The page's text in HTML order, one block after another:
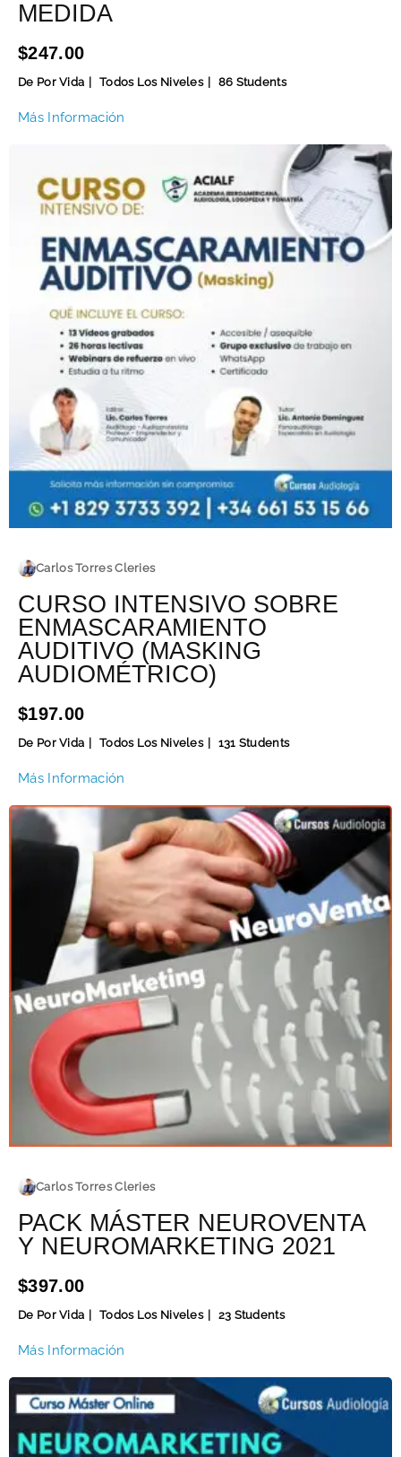
MEDIDA
$247.00
De Por Vida Todos Los Niveles 86 Students
Más Información
Carlos Torres Cleries
CURSO INTENSIVO SOBRE
ENMASCARAMIENTO
AUDITIVO (MASKING
AUDIOMÉTRICO)
$197.00
De Por Vida Todos Los Niveles 131 Students
Más Información
Carlos Torres Cleries
PACK MÁSTER NEUROVENTA
Y NEUROMARKETING 2021
$397.00
De Por Vida Todos Los Niveles 23 Students
Más Información